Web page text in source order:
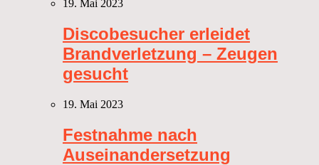
19. Mai 2023
Discobesucher erleidet
Brandverletzung – Zeugen
gesucht
19. Mai 2023
Festnahme nach
Auseinandersetzung